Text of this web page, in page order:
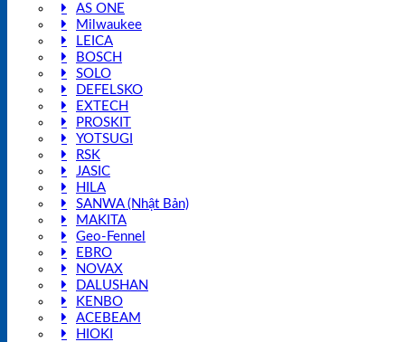
AS ONE
Milwaukee
LEICA
BOSCH
SOLO
DEFELSKO
EXTECH
PROSKIT
YOTSUGI
RSK
JASIC
HILA
SANWA (Nhật Bản)
MAKITA
Geo-Fennel
EBRO
NOVAX
DALUSHAN
KENBO
ACEBEAM
HIOKI